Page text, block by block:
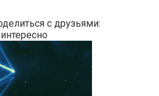
с друзьями: